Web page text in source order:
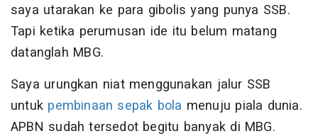
saya utarakan ke para gibolis yang punya SSB.
Tapi ketika perumusan ide itu belum matang
datanglah MBG.
Saya urungkan niat menggunakan jalur SSB
untuk pembinaan sepak bola menuju piala dunia.
APBN sudah tersedot begitu banyak di MBG.